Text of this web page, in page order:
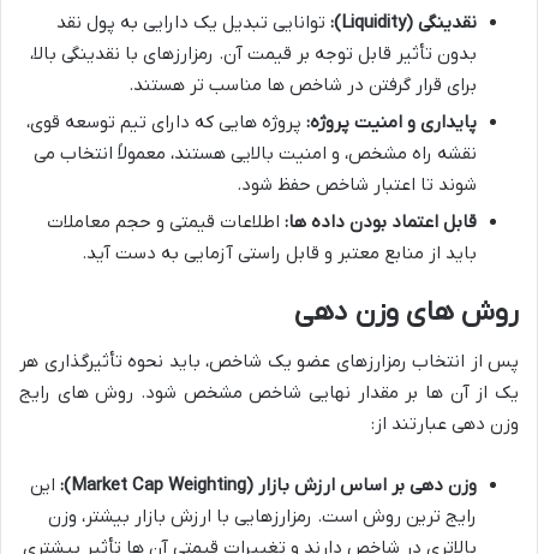
نقدینگی (Liquidity):
توانایی تبدیل یک دارایی به پول نقد
بدون تأثیر قابل توجه بر قیمت آن. رمزارزهای با نقدینگی بالا،
برای قرار گرفتن در شاخص ها مناسب تر هستند.
پایداری و امنیت پروژه: پروژه هایی که دارای تیم توسعه قوی،
نقشه راه مشخص، و امنیت بالایی هستند، معمولاً انتخاب می
شوند تا اعتبار شاخص حفظ شود.
قابل اعتماد بودن داده ها: اطلاعات قیمتی و حجم معاملات
باید از منابع معتبر و قابل راستی آزمایی به دست آید.
روش های وزن دهی
پس از انتخاب رمزارزهای عضو یک شاخص، باید نحوه تأثیرگذاری هر
یک از آن ها بر مقدار نهایی شاخص مشخص شود. روش های رایج
وزن دهی عبارتند از:
وزن دهی بر اساس ارزش بازار (Market Cap Weighting):
این
رایج ترین روش است. رمزارزهایی با ارزش بازار بیشتر، وزن
بالاتری در شاخص دارند و تغییرات قیمتی آن ها تأثیر بیشتری